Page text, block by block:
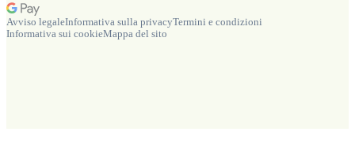
Avviso legaleInformativa sulla privacyTermini e condizioni
Informativa sui cookieMappa del sito